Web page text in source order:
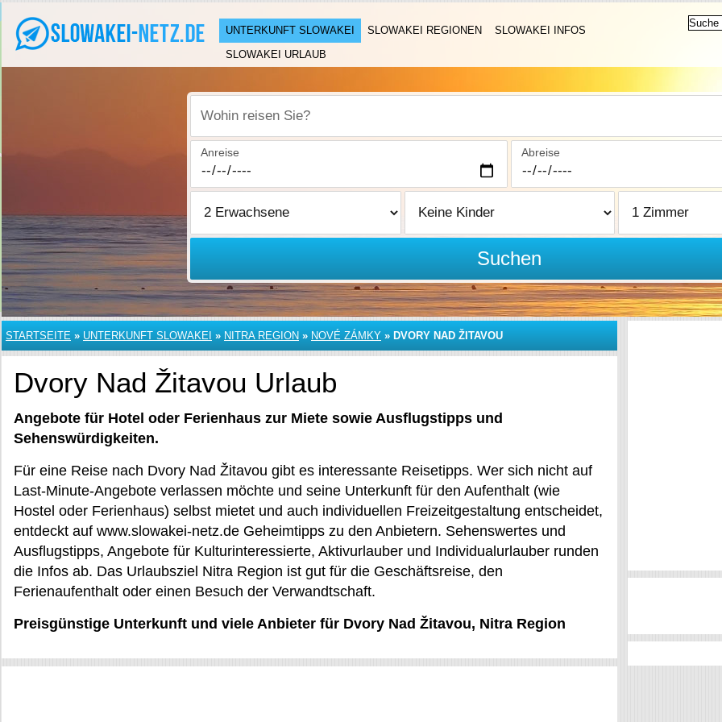
UNTERKUNFT SLOWAKEI SLOWAKEI REGIONEN
SLOWAKEI INFOS
SLOWAKEI URLAUB
Wohin reisen Sie?
Anreise Abreise
Suchen
STARTSEITE » UNTERKUNFT SLOWAKEI » NITRA REGION » NOVÉ ZÁMKY » DVORY NAD ŽITAVOU
Dvory Nad Žitavou Urlaub
Angebote für Hotel oder Ferienhaus zur Miete sowie Ausflugstipps und
Sehenswürdigkeiten.
Für eine Reise nach Dvory Nad Žitavou gibt es interessante Reisetipps. Wer sich nicht auf
Last-Minute-Angebote verlassen möchte und seine Unterkunft für den Aufenthalt (wie
Hostel oder Ferienhaus) selbst mietet und auch individuellen Freizeitgestaltung entscheidet,
entdeckt auf www.slowakei-netz.de Geheimtipps zu den Anbietern. Sehenswertes und
Ausflugstipps, Angebote für Kulturinteressierte, Aktivurlauber und Individualurlauber runden
die Infos ab. Das Urlaubsziel Nitra Region ist gut für die Geschäftsreise, den
Ferienaufenthalt oder einen Besuch der Verwandtschaft.
Preisgünstige Unterkunft und viele Anbieter für Dvory Nad Žitavou, Nitra Region